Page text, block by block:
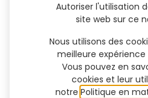
Autoriser l'utilisation
site web sur ce
Nous utilisons des
meilleure expérience
Vous pouvez en
cookies et leur
notre Politique en